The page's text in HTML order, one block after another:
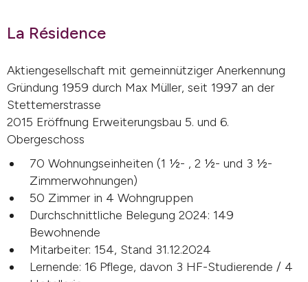
La Résidence
Aktiengesellschaft mit gemeinnütziger Anerkennung
Gründung 1959 durch Max Müller, seit 1997 an der
Stettemerstrasse
2015 Eröffnung Erweiterungsbau 5. und 6.
Obergeschoss
70 Wohnungseinheiten (1 ½- , 2 ½- und 3 ½-
Zimmerwohnungen)
50 Zimmer in 4 Wohngruppen
Durchschnittliche Belegung 2024: 149
Bewohnende
Mitarbeiter: 154, Stand 31.12.2024
Lernende: 16 Pflege, davon 3 HF-Studierende / 4